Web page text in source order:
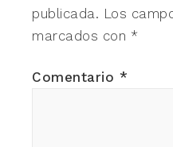
publicada. Los
marcados con *
Comentario *